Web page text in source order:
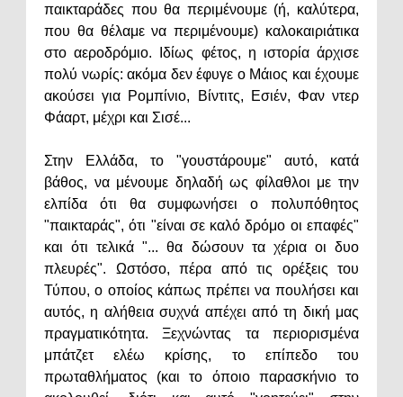
παικταράδες που θα περιμένουμε (ή, καλύτερα,
που θα θέλαμε να περιμένουμε) καλοκαιριάτικα
στο αεροδρόμιο. Ιδίως φέτος, η ιστορία άρχισε
πολύ νωρίς: ακόμα δεν έφυγε ο Μάιος και έχουμε
ακούσει για Ρομπίνιο, Βίντιτς, Εσιέν, Φαν ντερ
Φάαρτ, μέχρι και Σισέ...
Στην Ελλάδα, το "γουστάρουμε" αυτό, κατά
βάθος, να μένουμε δηλαδή ως φίλαθλοι με την
ελπίδα ότι θα συμφωνήσει ο πολυπόθητος
"παικταράς", ότι "είναι σε καλό δρόμο οι επαφές"
και ότι τελικά "... θα δώσουν τα χέρια οι δυο
πλευρές". Ωστόσο, πέρα από τις ορέξεις του
Τύπου, ο οποίος κάπως πρέπει να πουλήσει και
αυτός, η αλήθεια συχνά απέχει από τη δική μας
πραγματικότητα. Ξεχνώντας τα περιορισμένα
μπάτζετ ελέω κρίσης, το επίπεδο του
πρωταθλήματος (και το όποιο παρασκήνιο το